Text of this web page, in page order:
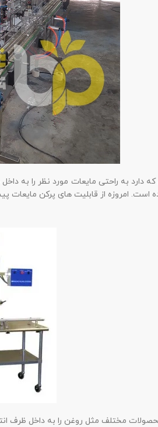
دارد به راحتی مایعات مورد نظر را به
است. امروزه از قابلیت های پرکن مایعات
مختلف مثل روغن را به داخل ظرف